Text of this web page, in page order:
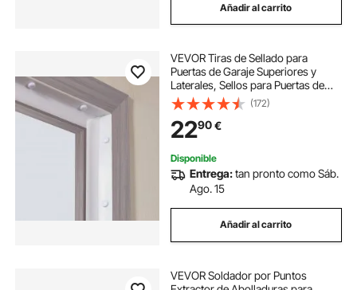
Añadir al carrito
VEVOR Tiras de Sellado para
Puertas de Garaje Superiores y
Laterales, Sellos para Puertas de
Garaje de TPE de 10,36 m,
Reemplazo Universal Compuesto
Suave y Duro Resistente a la
Intemperie, Blanco
(172)
2290€
Disponible
Entrega:tan pronto como Sáb.
Ago. 15
Añadir al carrito
VEVOR Soldador por Puntos